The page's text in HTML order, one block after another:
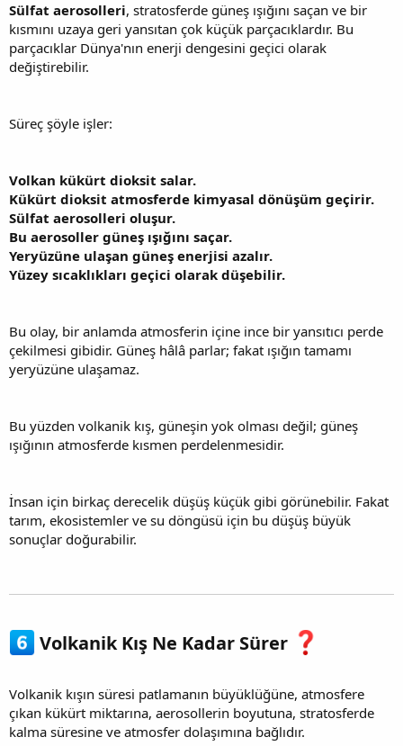
Sülfat aerosolleri, stratosferde güneş ışığını saçan ve bir
kısmını uzaya geri yansıtan çok küçük parçacıklardır. Bu
parçacıklar Dünya'nın enerji dengesini geçici olarak
değiştirebilir.
Süreç şöyle işler:
Volkan kükürt dioksit salar.
Kükürt dioksit atmosferde kimyasal dönüşüm geçirir.
Sülfat aerosolleri oluşur.
Bu aerosoller güneş ışığını saçar.
Yeryüzüne ulaşan güneş enerjisi azalır.
Yüzey sıcaklıkları geçici olarak düşebilir.
Bu olay, bir anlamda atmosferin içine ince bir yansıtıcı perde
çekilmesi gibidir. Güneş hâlâ parlar; fakat ışığın tamamı
yeryüzüne ulaşamaz.
Bu yüzden volkanik kış, güneşin yok olması değil; güneş
ışığının atmosferde kısmen perdelenmesidir.
İnsan için birkaç derecelik düşüş küçük gibi görünebilir. Fakat
tarım, ekosistemler ve su döngüsü için bu düşüş büyük
sonuçlar doğurabilir.
Volkanik Kış Ne Kadar Sürer
Volkanik kışın süresi patlamanın büyüklüğüne, atmosfere
çıkan kükürt miktarına, aerosollerin boyutuna, stratosferde
kalma süresine ve atmosfer dolaşımına bağlıdır.